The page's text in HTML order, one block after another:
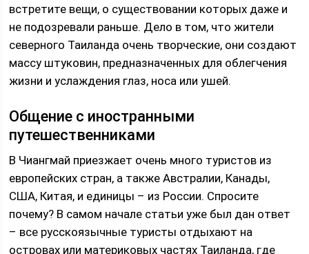
встретите вещи, о существовании которых даже и
не подозревали раньше. Дело в том, что жители
северного Таиланда очень творческие, они создают
массу штуковин, предназначенных для облегчения
жизни и услаждения глаз, носа или ушей.
Общение с иностранными
путешественниками
В Чиангмай приезжает очень много туристов из
европейских стран, а также Австралии, Канады,
США, Китая, и единицы – из России. Спросите
почему? В самом начале статьи уже был дан ответ
– все русскоязычные туристы отдыхают на
островах или материковых частях Таиланда, где